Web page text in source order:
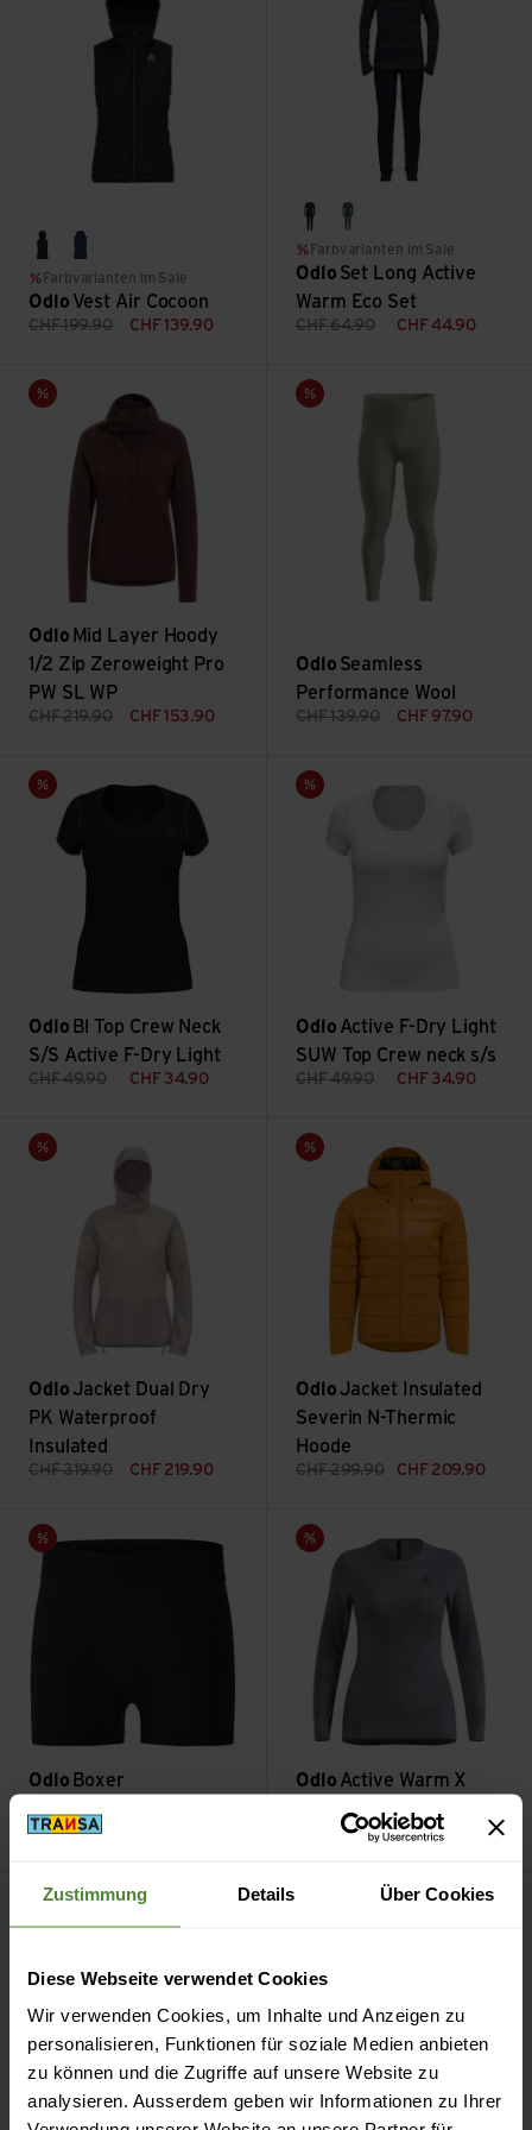
Zustimmung Details Über Cookies
Diese Webseite verwendet Cookies
Wir verwenden Cookies, um Inhalte und Anzeigen zu
personalisieren, Funktionen für soziale Medien anbieten
zu können und die Zugriffe auf unsere Website zu
analysieren. Ausserdem geben wir Informationen zu Ihrer
black melange
diving navy melange
Farbvarianten im Sale
Odlo Vest Air Cocoon
CHF199.90 CHF 139.90
dark sapphire/gray ridge
provincial blue/dark
Farbvarianten im Sale
Odlo Set Long Active
Warm Eco Set
CHF64.90 CHF 44.90
Sale
Odlo Mid Layer Hoody
1/2 Zip Zeroweight Pro
PW SL WP
CHF219.90 CHF 153.90
Mid Layer Hoody 1/2 Zip Zeroweight Pro PW SL WP ansehen
Sale
Odlo Seamless
Performance Wool
CHF139.90 CHF 97.90
Seamless Performance Wool
Sale
Odlo Bl Top Crew Neck
S/S Active F-Dry Light
CHF49.90 CHF 34.90
Bl Top Crew Neck S/S Active F-Dry Light ansehen
Sale
Odlo Active F-Dry Light
SUW Top Crew neck s/s
CHF49.90 CHF 34.90
Active F-Dry Light SUW Top
Sale
OdloJacket Dual Dry
PK Waterproof
Insulated
CHF319.90 CHF 219.90
Jacket Dual Dry PK Waterproof Insulated ansehen
Sale
OdloJacket Insulated
Severin N-Thermic
Hoode
CHF299.90 CHF 209.90
Jacket Insulated Severin N-
Sale
Odlo Boxer
CHF44.90
Boxer Performance Light Eco ansehen
Sale
Odlo Active Warm X
69.90 CHF48.90
Active Warm X Pow ansehen
Sport Bra Seamless Low ansehenJacket Ride 365 Waterproof